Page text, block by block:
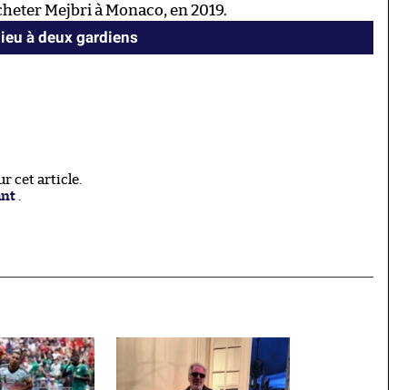
Mejbri à Monaco, en 2019.
à deux gardiens
cet article.
.